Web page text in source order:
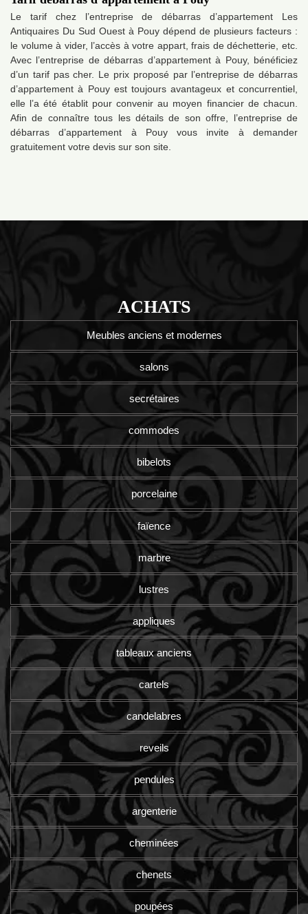
Le tarif chez l’entreprise de débarras d’appartement Les
Antiquaires Du Sud Ouest à Pouy dépend de plusieurs facteurs :
le volume à vider, l’accès à votre appart, frais de déchetterie, etc.
Avec l’entreprise de débarras d’appartement à Pouy, bénéficiez
d’un tarif pas cher. Le prix proposé par l’entreprise de débarras
d’appartement à Pouy est toujours avantageux et concurrentiel,
elle l’a été établit pour convenir au moyen financier de chacun.
Afin de connaître tous les détails de son offre, l’entreprise de
débarras d’appartement à Pouy vous invite à demander
gratuitement votre devis sur son site.
ACHATS
Meubles anciens et modernes
salons
secrétaires
commodes
bibelots
porcelaine
faïence
marbre
lustres
appliques
tableaux anciens
cartels
candelabres
reveils
pendules
argenterie
cheminées
chenets
poupées